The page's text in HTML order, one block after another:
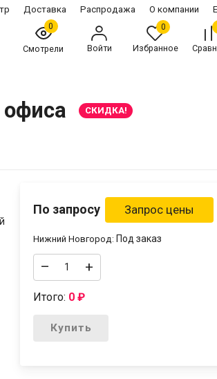
Доставка Распродажа О компании
0
Смотрели Войти
0
Избранное
СКИДКА!
По запросу
Нижний Новгород: Под заказ
– +
Итого: 0₽
Купить